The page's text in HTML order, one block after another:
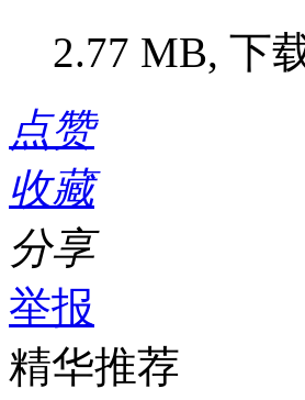
2.77 MB, 下
点赞
收藏
分享
举报
精华推荐